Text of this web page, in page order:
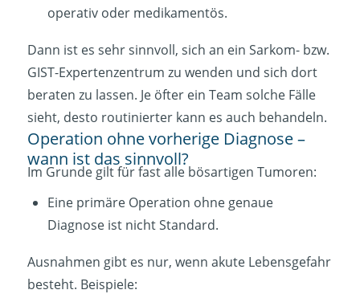
operativ oder medikamentös.
Dann ist es sehr sinnvoll, sich an ein Sarkom- bzw.
GIST-Expertenzentrum zu wenden und sich dort
beraten zu lassen. Je öfter ein Team solche Fälle
sieht, desto routinierter kann es auch behandeln.
Operation ohne vorherige Diagnose –
wann ist das sinnvoll?
Im Grunde gilt für fast alle bösartigen Tumoren:
Eine primäre Operation ohne genaue
Diagnose ist nicht Standard.
Ausnahmen gibt es nur, wenn akute Lebensgefahr
besteht. Beispiele: